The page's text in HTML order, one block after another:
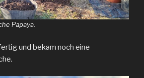
Papaya.
und bekam noch eine